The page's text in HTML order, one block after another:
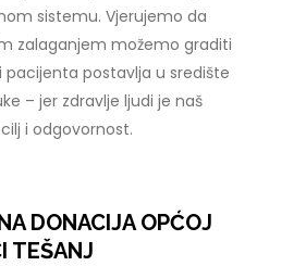
sistemu. Vjerujemo da
zalaganjem možemo graditi
pacijenta postavlja u središte
– jer zdravlje ljudi je naš
i odgovornost.
DONACIJA OPĆOJ
TEŠANJ